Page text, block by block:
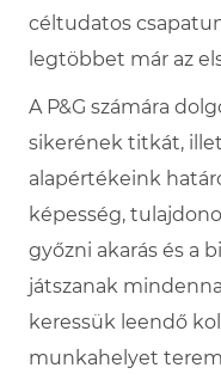
céltudatos
legtöbbet már az
A P&G számára
sikerének titkát,
alapértékeink
képesség,
győzni akarás és a
játszanak
keressük leendő
munkahelyet